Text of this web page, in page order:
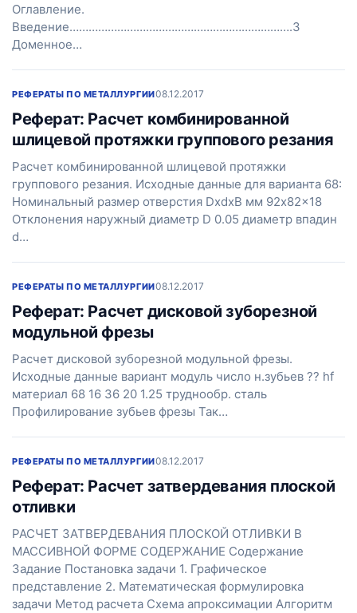
Оглавление.
Введение…………………………………………………………….3
Доменное…
РЕФЕРАТЫ ПО МЕТАЛЛУРГИИ08.12.2017
Реферат: Расчет комбинированной
шлицевой протяжки группового резания
Расчет комбинированной шлицевой протяжки
группового резания. Исходные данные для варианта 68:
Номинальный размер отверстия DxdxB мм 92x82x18
Отклонения наружный диаметр D 0.05 диаметр впадин
d…
РЕФЕРАТЫ ПО МЕТАЛЛУРГИИ08.12.2017
Реферат: Расчет дисковой зуборезной
модульной фрезы
Расчет дисковой зуборезной модульной фрезы.
Исходные данные вариант модуль число н.зубьев ?? hf
материал 68 16 36 20 1.25 труднообр. сталь
Профилирование зубьев фрезы Так…
РЕФЕРАТЫ ПО МЕТАЛЛУРГИИ08.12.2017
Реферат: Расчет затвердевания плоской
отливки
РАСЧЕТ ЗАТВЕРДЕВАНИЯ ПЛОСКОЙ ОТЛИВКИ В
МАССИВНОЙ ФОРМЕ СОДЕРЖАНИЕ Содержание
Задание Постановка задачи 1. Графическое
представление 2. Математическая формулировка
задачи Метод расчета Схема апроксимации Алгоритм